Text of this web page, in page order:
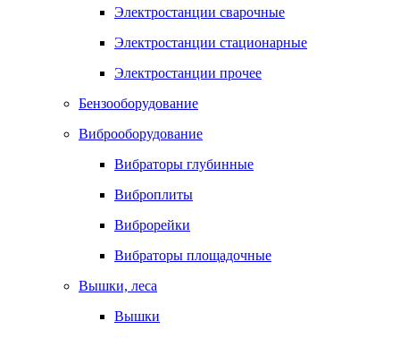
Электростанции сварочные
Электростанции стационарные
Электростанции прочее
Бензооборудование
Виброоборудование
Вибраторы глубинные
Виброплиты
Виброрейки
Вибраторы площадочные
Вышки, леса
Вышки